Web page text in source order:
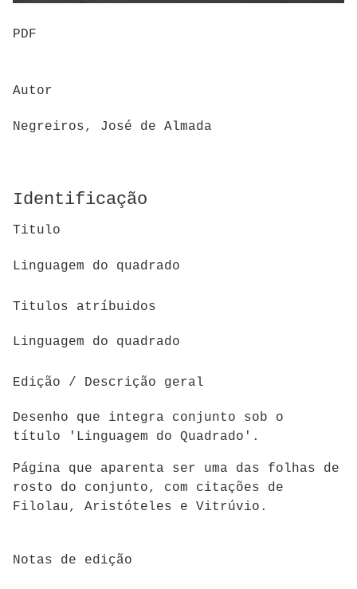
PDF
Autor
Negreiros, José de Almada
Identificação
Titulo
Linguagem do quadrado
Titulos atríbuidos
Linguagem do quadrado
Edição / Descrição geral
Desenho que integra conjunto sob o
título 'Linguagem do Quadrado'.
Página que aparenta ser uma das folhas de
rosto do conjunto, com citações de
Filolau, Aristóteles e Vitrúvio.
Notas de edição